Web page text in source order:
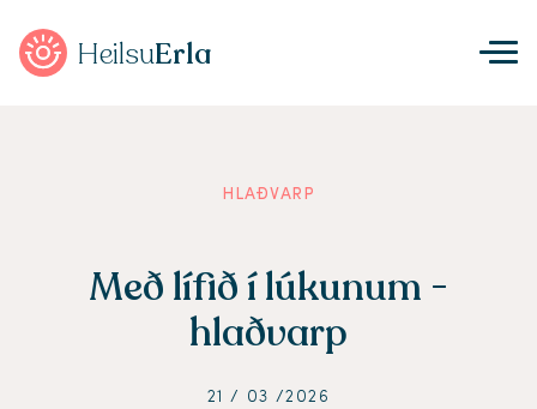
HeilsuErla
HLAÐVARP
Með lífið í lúkunum -
hlaðvarp
21 / 03 /2026